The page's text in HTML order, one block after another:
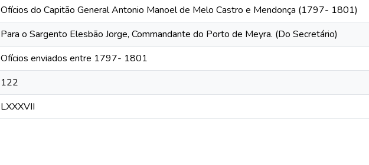
Ofícios do Capitão General Antonio Manoel de Melo Castro e Mendonça (1797- 1801)
Para o Sargento Elesbão Jorge, Commandante do Porto de Meyra. (Do Secretário)
Ofícios enviados entre 1797- 1801
122
LXXXVII